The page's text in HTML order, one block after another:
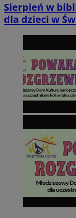
Sierpień w
dla dzieci w